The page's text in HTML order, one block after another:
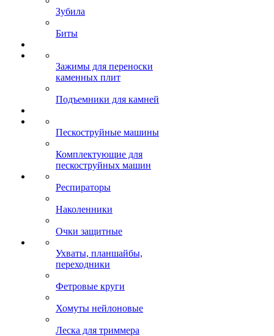
Зубила
Биты
Зажимы для переноски
каменных плит
Подъемники для камней
Пескоструйные машины
Комплектующие для
пескоструйных машин
Респираторы
Наколенники
Очки защитные
Ухваты, планшайбы,
переходники
Фетровые круги
Хомуты нейлоновые
Леска для триммера